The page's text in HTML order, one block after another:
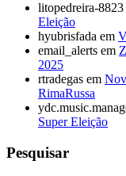
litopedreira-8823
Eleição
hyubrisfada em
email_alerts em
2025
rtradegas em
RimaRussa
Super Eleição
Pesquisar